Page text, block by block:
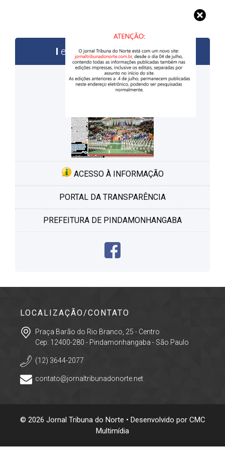
edições anteriores
ACESSO À INFORMAÇÃO
PORTAL DA TRANSPARÊNCIA
PREFEITURA DE PINDAMONHANGABA
LOCALIZAÇÃO/CONTATO
Praça Barão do Rio Branco, 25 - Centro
Cep: 12400-280 - Pindamonhangaba - São Paulo
(12) 3644-2077
contato@jornaltribunadonorte.net
© 2026 Jornal Tribuna do Norte • Desenvolvido por CMC
Multimídia